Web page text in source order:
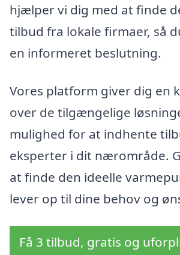
hjælper vi dig med at finde
tilbud fra lokale firmaer, så
en informeret beslutning.
Vores platform giver dig en
over de tilgængelige
mulighed for at indhente
eksperter i dit nærområde.
at finde den ideelle
lever op til dine behov og
Få 3 tilbud, gratis og